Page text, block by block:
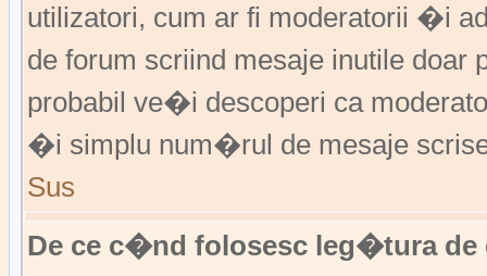
utilizatori, cum ar fi moderatorii �i
de forum scriind mesaje inutile
probabil ve�i descoperi ca
�i simplu num�rul de mesaje
Sus
De ce c�nd folosesc leg�tura